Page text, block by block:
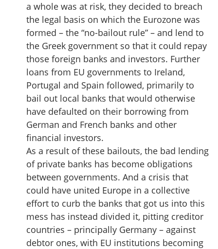
a whole was at risk, they decided to breach
the legal basis on which the Eurozone was
formed – the “no-bailout rule” – and lend to
the Greek government so that it could repay
those foreign banks and investors. Further
loans from EU governments to Ireland,
Portugal and Spain followed, primarily to
bail out local banks that would otherwise
have defaulted on their borrowing from
German and French banks and other
financial investors.
As a result of these bailouts, the bad lending
of private banks has become obligations
between governments. And a crisis that
could have united Europe in a collective
effort to curb the banks that got us into this
mess has instead divided it, pitting creditor
countries – principally Germany – against
debtor ones, with EU institutions becoming